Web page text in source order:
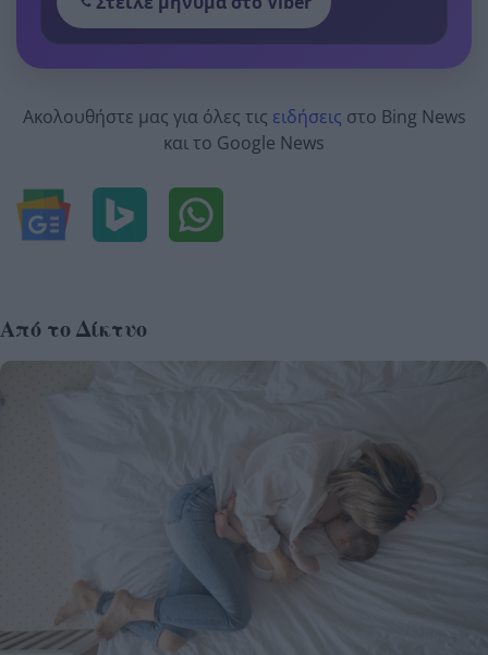
Ακολουθήστε μας για όλες τις ειδήσεις στο Bing News
και το Google News
Από το Δίκτυο